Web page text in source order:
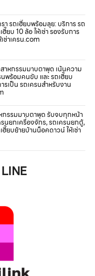
รา รถเฮี๊ยบพร้อมลุย: บริการ รถ
ฮี๊ยบ 10 ล้อ ให้เช่า รองรับการ
ช่าเครน.com
าหกรรมมาบตาพุด เน้นความ
พร้อมคนขับ และ รถเฮี๊ยบ
เป็น รถเครนสำหรับงาน
รรมมาบตาพุด รับจบทุกหน้า
นยกเครื่องจักร, รถเครนยกตู้,
ฮี๊ยบย้ายบ้านน็อคดาวน์ ให้เช่า